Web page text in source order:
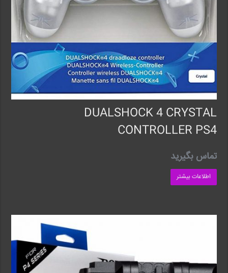
DUALSHOCK 4 CRYSTAL
CONTROLLER PS4
تماس بگیرید
اطلاعات بیشتر